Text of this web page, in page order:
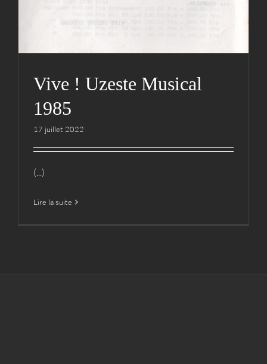
Vive ! Uzeste Musical
1985
17 juillet 2022
(...)
Lire la suite